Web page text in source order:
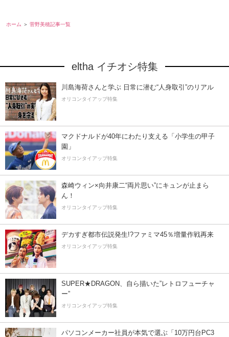
ホーム 菅野美穂記事一覧
eltha イチオシ特集
川島海荷さんと学ぶ 日常に潜む“人身取引”のリアル
オリコンタイアップ特集
マクドナルドが40年にわたり支える「小学生の甲子
園」
オリコンタイアップ特集
森崎ウィン×向井康二“両片思い”にキュンが止まら
ん！
オリコンタイアップ特集
デカすぎ都市伝説発生!?ファミマ45％増量作戦再来
オリコンタイアップ特集
SUPER★DRAGON、自ら描いた”レトロフューチャ
ー”
オリコンタイアップ特集
パソコンメーカー社員が本気で選ぶ「10万円台PC3